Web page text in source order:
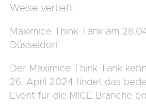
Weise vertieft!
Maximice Think Tank am
Düsseldorf
Der Maximice Think Tank
26. April 2024 findet das
Event für die MICE-Branche